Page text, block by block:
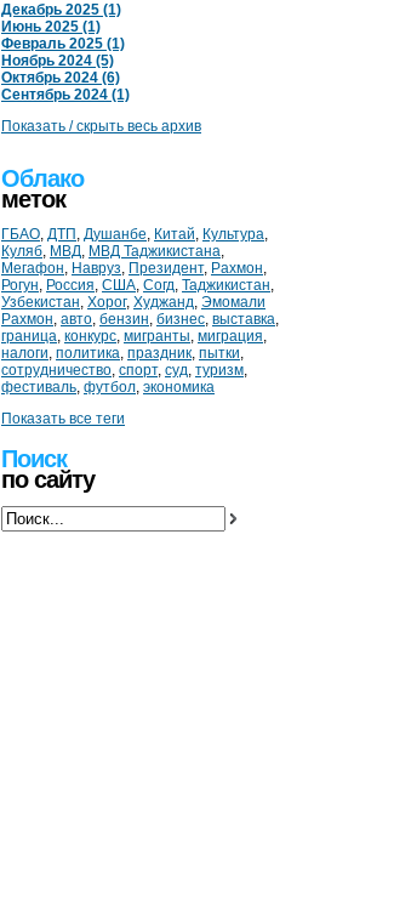
Декабрь 2025 (1)
Июнь 2025 (1)
Февраль 2025 (1)
Ноябрь 2024 (5)
Октябрь 2024 (6)
Сентябрь 2024 (1)
Показать / скрыть весь архив
Облако
меток
ГБАО, ДТП , Душанбе, Китай, Культура,
Куляб, МВД, МВД Таджикистана,
Мегафон, Навруз, Президент, Рахмон,
Рогун, Россия, США, Согд, Таджикистан,
Узбекистан, Хорог, Худжанд, Эмомали
Рахмон, авто, бензин, бизнес, выставка,
граница, конкурс, мигранты, миграция,
налоги, политика, праздник, пытки,
сотрудничество, спорт, суд, туризм,
фестиваль, футбол, экономика
Показать все теги
Поиск
по сайту